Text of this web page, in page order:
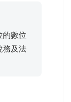
的數位
務及法